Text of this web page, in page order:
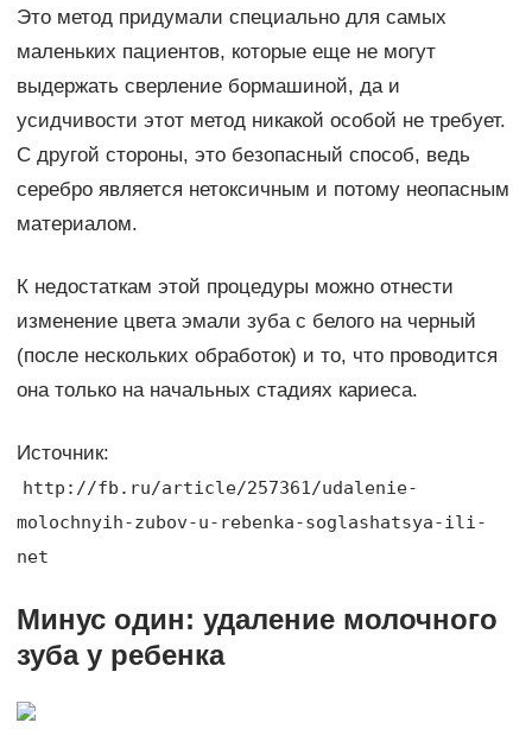
Это метод придумали специально для самых
маленьких пациентов, которые еще не могут
выдержать сверление бормашиной, да и
усидчивости этот метод никакой особой не требует.
С другой стороны, это безопасный способ, ведь
серебро является нетоксичным и потому неопасным
материалом.
К недостаткам этой процедуры можно отнести
изменение цвета эмали зуба с белого на черный
(после нескольких обработок) и то, что проводится
она только на начальных стадиях кариеса.
Источник:
http://fb.ru/article/257361/udalenie-
molochnyih-zubov-u-rebenka-soglashatsya-ili-
net
Минус один: удаление молочного
зуба у ребенка